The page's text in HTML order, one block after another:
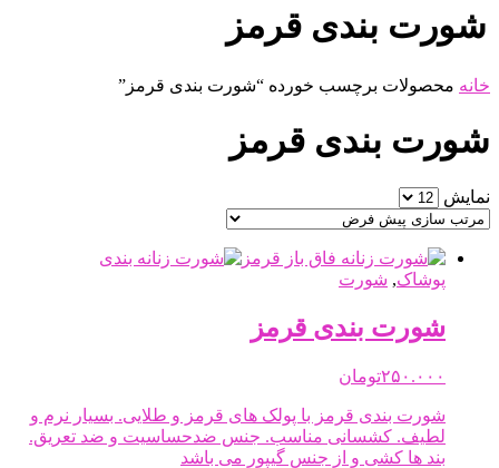
شورت بندی قرمز
خانه محصولات برچسب خورده “شورت بندی قرمز”
شورت بندی قرمز
نمایش
پوشاک, شورت
شورت بندی قرمز
۲۵۰.۰۰۰تومان
شورت بندی قرمز با پولک های قرمز و طلایی. بسیار نرم و
لطیف. کشسانی مناسب. جنس ضدحساسیت و ضد تعریق.
بند ها کشی و از جنس گیپور می باشد